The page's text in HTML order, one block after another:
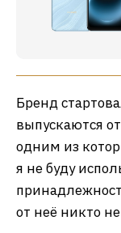
Бренд
выпускаются
одним из
я не буду
от неё никто